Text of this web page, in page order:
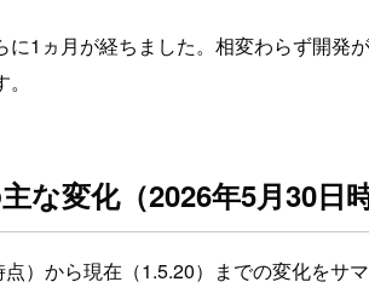
に1ヵ月が経ちました。相変わらず開発
な変化（2026年5月30日
）から現在（1.5.20）までの変化をサ